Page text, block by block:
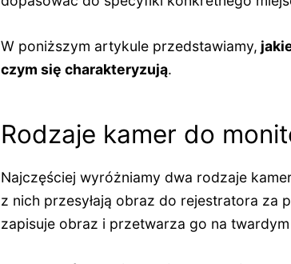
W poniższym artykule przedstawiamy,
czym się charakteryzują.
Rodzaje kamer do
Najczęściej wyróżniamy dwa rodzaje
z nich przesyłają obraz do rejestratora za
zapisuje obraz i przetwarza go na